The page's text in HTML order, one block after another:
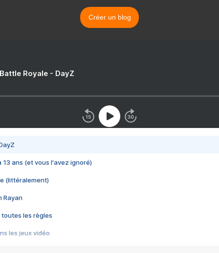
Créer un blog
Royale - DayZ
13 ans (et vous l'avez ignoré)
(littéralement)
Rayan
toutes les règles
les jeux vidéo